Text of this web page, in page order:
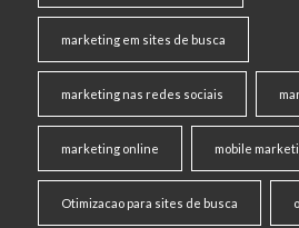
marketing em sites de busca
marketing nas redes sociais
marketing online mobile
Otimizacao para sites de busca